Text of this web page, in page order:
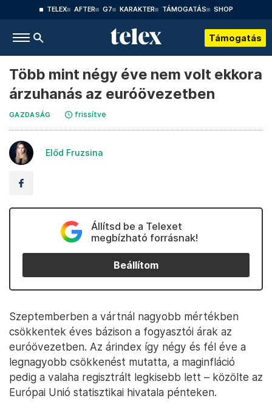
TELEX AFTER G7 KARAKTER TÁMOGATÁS SHOP
Támogatás
Több mint négy éve nem volt ekkora
árzuhanás az euróövezetben
GAZDASÁG frissítve
Előd Fruzsina
Állítsd be a Telexet
megbízható forrásnak!
Beállítom
Szeptemberben a vártnál nagyobb mértékben
csökkentek éves bázison a fogyasztói árak az
euróövezetben. Az árindex így négy és fél éve a
legnagyobb csökkenést mutatta, a maginfláció
pedig a valaha regisztrált legkisebb lett – közölte az
Európai Unió statisztikai hivatala pénteken.